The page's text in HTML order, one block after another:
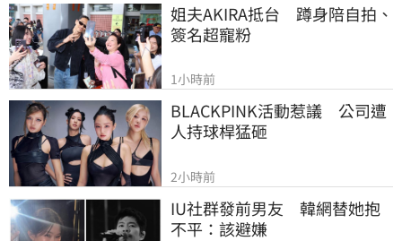
姐夫AKIRA抵台　蹲身陪自拍、
簽名超寵粉
1小時前
BLACKPINK活動惹議　公司遭
人持球桿猛砸
2小時前
IU社群發前男友　韓網替她抱
不平：該避嫌